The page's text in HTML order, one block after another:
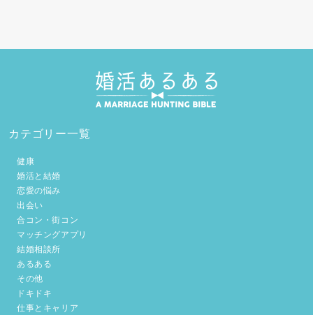
カテゴリー一覧
健康
婚活と結婚
恋愛の悩み
出会い
合コン・街コン
マッチングアプリ
結婚相談所
あるある
その他
ドキドキ
仕事とキャリア